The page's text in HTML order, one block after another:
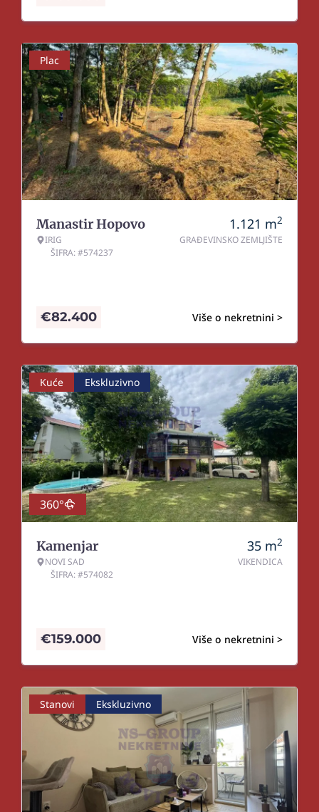
Plac
Manastir Hopovo
IRIG
ŠIFRA: #574237
1.121 m2
GRAĐEVINSKO ZEMLJIŠTE
Više o nekretnini >
€82.400
Kuće Ekskluzivno
360°
Kamenjar
NOVI SAD
ŠIFRA: #574082
35 m2
VIKENDICA
Više o nekretnini >
€159.000
Stanovi Ekskluzivno